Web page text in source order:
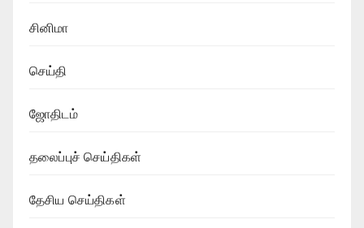
சினிமா
செய்தி
ஜோதிடம்
தலைப்புச் செய்திகள்
தேசிய செய்திகள்